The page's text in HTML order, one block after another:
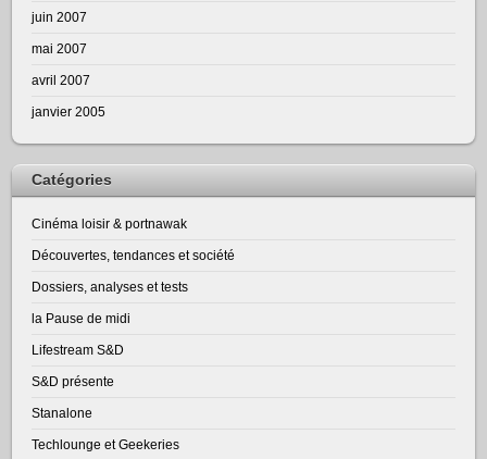
juin 2007
mai 2007
avril 2007
janvier 2005
Catégories
Cinéma loisir & portnawak
Découvertes, tendances et société
Dossiers, analyses et tests
la Pause de midi
Lifestream S&D
S&D présente
Stanalone
Techlounge et Geekeries